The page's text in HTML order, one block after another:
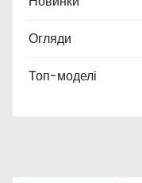
Огляди
Топ-моделі